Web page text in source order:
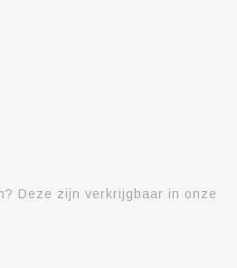
Deze zijn verkrijgbaar in onze